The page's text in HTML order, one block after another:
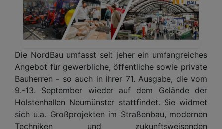
Die NordBau umfasst seit jeher ein umfangreiches
Angebot für gewerbliche, öffentliche sowie private
Bauherren – so auch in ihrer 71. Ausgabe, die vom
9.-13. September wieder auf dem Gelände der
Holstenhallen Neumünster stattfindet. Sie widmet
sich u.a. Großprojekten im Straßenbau, modernen
Techniken und zukunftsweisenden